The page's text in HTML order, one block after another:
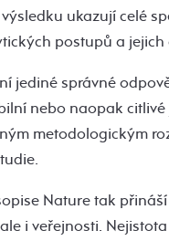
ukazují celé
postupů a jejich
jediné správné
nebo naopak citlivé
metodologickým
Nature tak
i veřejnosti.